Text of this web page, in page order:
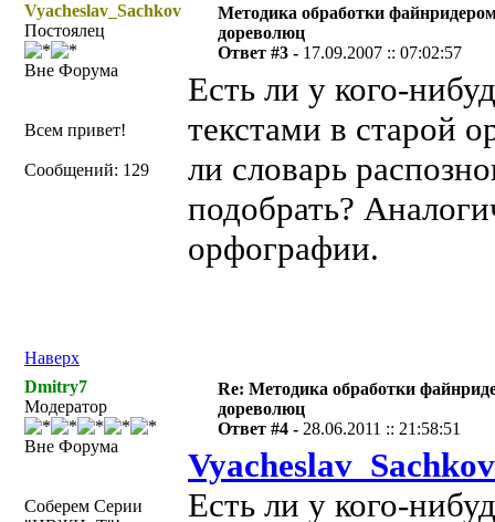
Vyacheslav_Sachkov
Постоялец
Вне Форума
Всем привет!
Сообщений: 129
Методика обработки
дореволюц
Ответ #3 - 17.09.2007 :: 07:02:57
Есть ли у кого-
текстами в старой
ли словарь
подобрать?
орфографии.
Наверх
Dmitry7
Модератор
Вне Форума
Соберем Серии
Re: Методика обработки
дореволюц
Ответ #4 - 28.06.2011 :: 21:58:51
Есть ли у кого-